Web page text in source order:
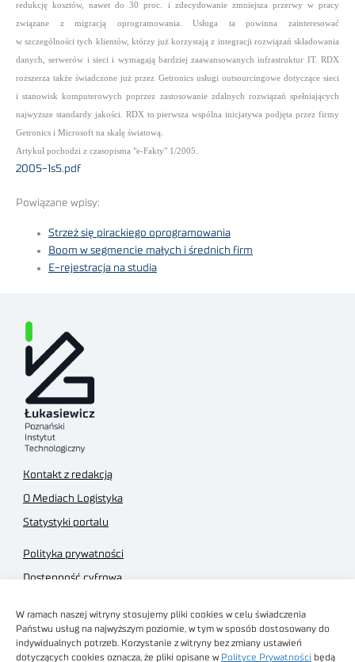
W ramach naszej witryny stosujemy pliki cookies w celu świadczenia
Państwu usług na najwyższym poziomie, w tym w sposób dostosowany do
indywidualnych potrzeb. Korzystanie z witryny bez zmiany ustawień
dotyczących cookies oznacza, że pliki opisane w Polityce Prywatności będą
redukcję kosztów, nawet do 30 proc. i zdecydowanie zmniejsza przerwy w pracy
związane z migracją oprogramowania. Usługa ta powinna zainteresować
w szczególności tych klientów, którzy już korzystają z integracji rozwiązań składowania
danych, serwerów i sieci i wymagają bardziej zaawansowanych infrastruktur IT. RDX
rozszerza także świadczone już przez Getronics usługi outsourcingowe dotyczące sieci
i stanowisk komputerowych poprzez zastosowanie zdalnych rozwiązań spełniających
najwyższe standardy jakości. RDX to pierwsza wspólna inicjatywa podjęta przez firmy
Getronics i Microsoft na skalę światową.
Artykuł pochodzi z czasopisma "e-Fakty" 1/2005.
2005-1s5.pdf
Powiązane wpisy:
Strzeż się pirackiego oprogramowania
Boom w segmencie małych i średnich firm
E-rejestracja na studia
Kontakt z redakcją
O Mediach Logistyka
Statystyki portalu
Polityka prywatności
Dostępność cyfrowa
Regulamin sklepu